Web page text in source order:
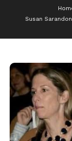
Susan